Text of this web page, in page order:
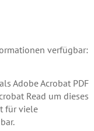
verfügbar:
Adobe Acrobat PDF
Read um dieses
für viele